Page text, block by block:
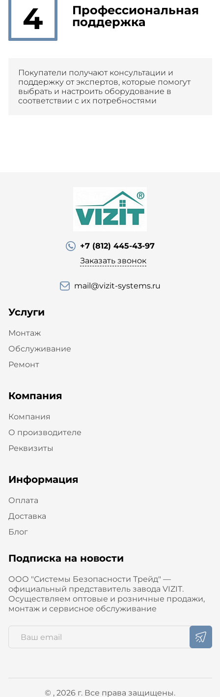
4
Профессиональная
поддержка
Покупатели получают консультации и
поддержку от экспертов, которые помогут
выбрать и настроить оборудование в
соответствии с их потребностями
+7 (812) 445-43-97
Заказать звонок
mail@vizit-systems.ru
Услуги
Монтаж
Обслуживание
Ремонт
Компания
Компания
О производителе
Реквизиты
Информация
Оплата
Доставка
Блог
Подписка на новости
ООО "Системы Безопасности Трейд" —
официальный представитель завода VIZIT.
Осуществляем оптовые и розничные продажи,
монтаж и сервисное обслуживание
© , 2026 г. Все права защищены.